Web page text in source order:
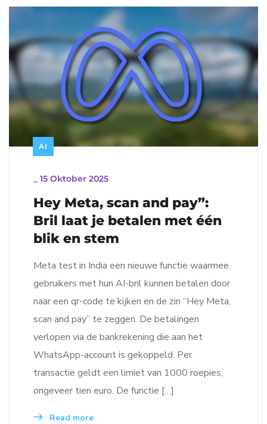
AI
15 Oktober 2025
Hey Meta, scan and pay”:
Bril laat je betalen met één
blik en stem
Meta test in India een nieuwe functie waarmee
gebruikers met hun AI-bril kunnen betalen door
naar een qr-code te kijken en de zin “Hey Meta,
scan and pay” te zeggen. De betalingen
verlopen via de bankrekening die aan het
WhatsApp-account is gekoppeld. Per
transactie geldt een limiet van 1000 roepies,
ongeveer tien euro. De functie […]
Read more